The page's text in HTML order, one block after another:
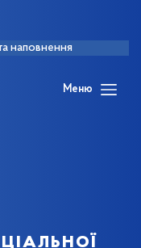
наповнення
Меню